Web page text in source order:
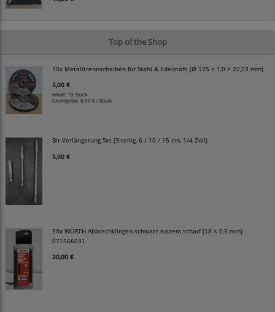
Top of the Shop
10x Metalltrennscheiben für Stahl & Edelstahl (Ø 125 × 1,0 × 22,23 mm)
5,00 €
Inhalt: 10 Stück
Grundpreis:0,50 € / Stück
Bit-Verlängerung Set (3-teilig, 6 / 10 / 15 cm, 1/4 Zoll)
5,00 €
50x WÜRTH Abbrechklingen schwarz extrem scharf (18 × 0,5 mm)
071566031
20,00 €